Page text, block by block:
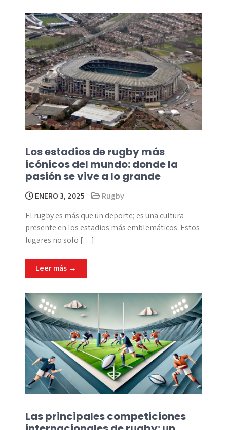
Los estadios de rugby más
icónicos del mundo: donde la
pasión se vive a lo grande
ENERO 3, 2025
Rugby
El rugby es más que un deporte; es una cultura
presente en los estadios más emblemáticos. Estos
lugares no solo […]
Leer más →
Las principales competiciones